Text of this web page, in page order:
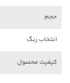
حجم
انتخاب رنگ
کیفیت محصول